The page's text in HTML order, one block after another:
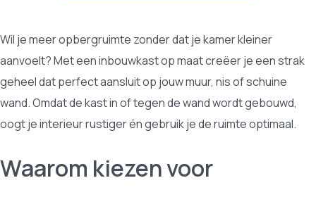
Wil je meer opbergruimte zonder dat je kamer kleiner
aanvoelt? Met een inbouwkast op maat creëer je een strak
geheel dat perfect aansluit op jouw muur, nis of schuine
wand. Omdat de kast in of tegen de wand wordt gebouwd,
oogt je interieur rustiger én gebruik je de ruimte optimaal.
Waarom kiezen voor